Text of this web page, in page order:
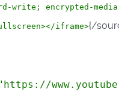
write; encrypted-
</iframe>{/